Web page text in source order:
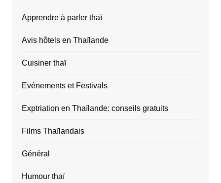
Apprendre à parler thaï
Avis hôtels en Thaïlande
Cuisiner thaï
Evénements et Festivals
Exptriation en Thaïlande: conseils gratuits
Films Thaïlandais
Général
Humour thaï